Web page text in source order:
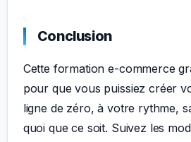
Conclusion
Cette formation e-commerce
pour que vous puissiez créer
ligne de zéro, à votre rythme,
quoi que ce soit. Suivez les